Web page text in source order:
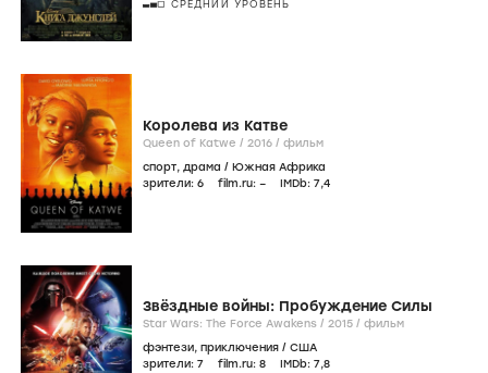
СРЕДНИЙ УРОВЕНЬ
Королева из Катве
Queen of Katwe / 2016 / фильм
спорт, драма / Южная Африка
зрители: 6 film.ru: – IMDb: 7,4
Звёздные войны: Пробуждение Силы
Star Wars: The Force Awakens / 2015 / фильм
фэнтези, приключения / США
зрители: 7 film.ru: 8 IMDb: 7,8